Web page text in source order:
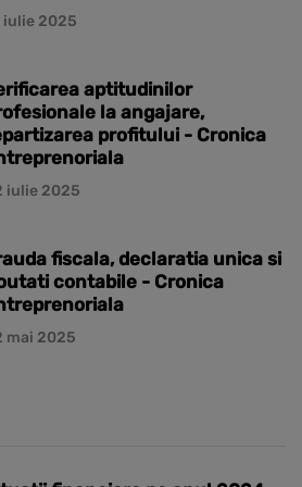
iulie 2025
aptitudinilor
la angajare,
profitului - Cronica
iulie 2025
fiscala, declaratia unica si
contabile - Cronica
mai 2025